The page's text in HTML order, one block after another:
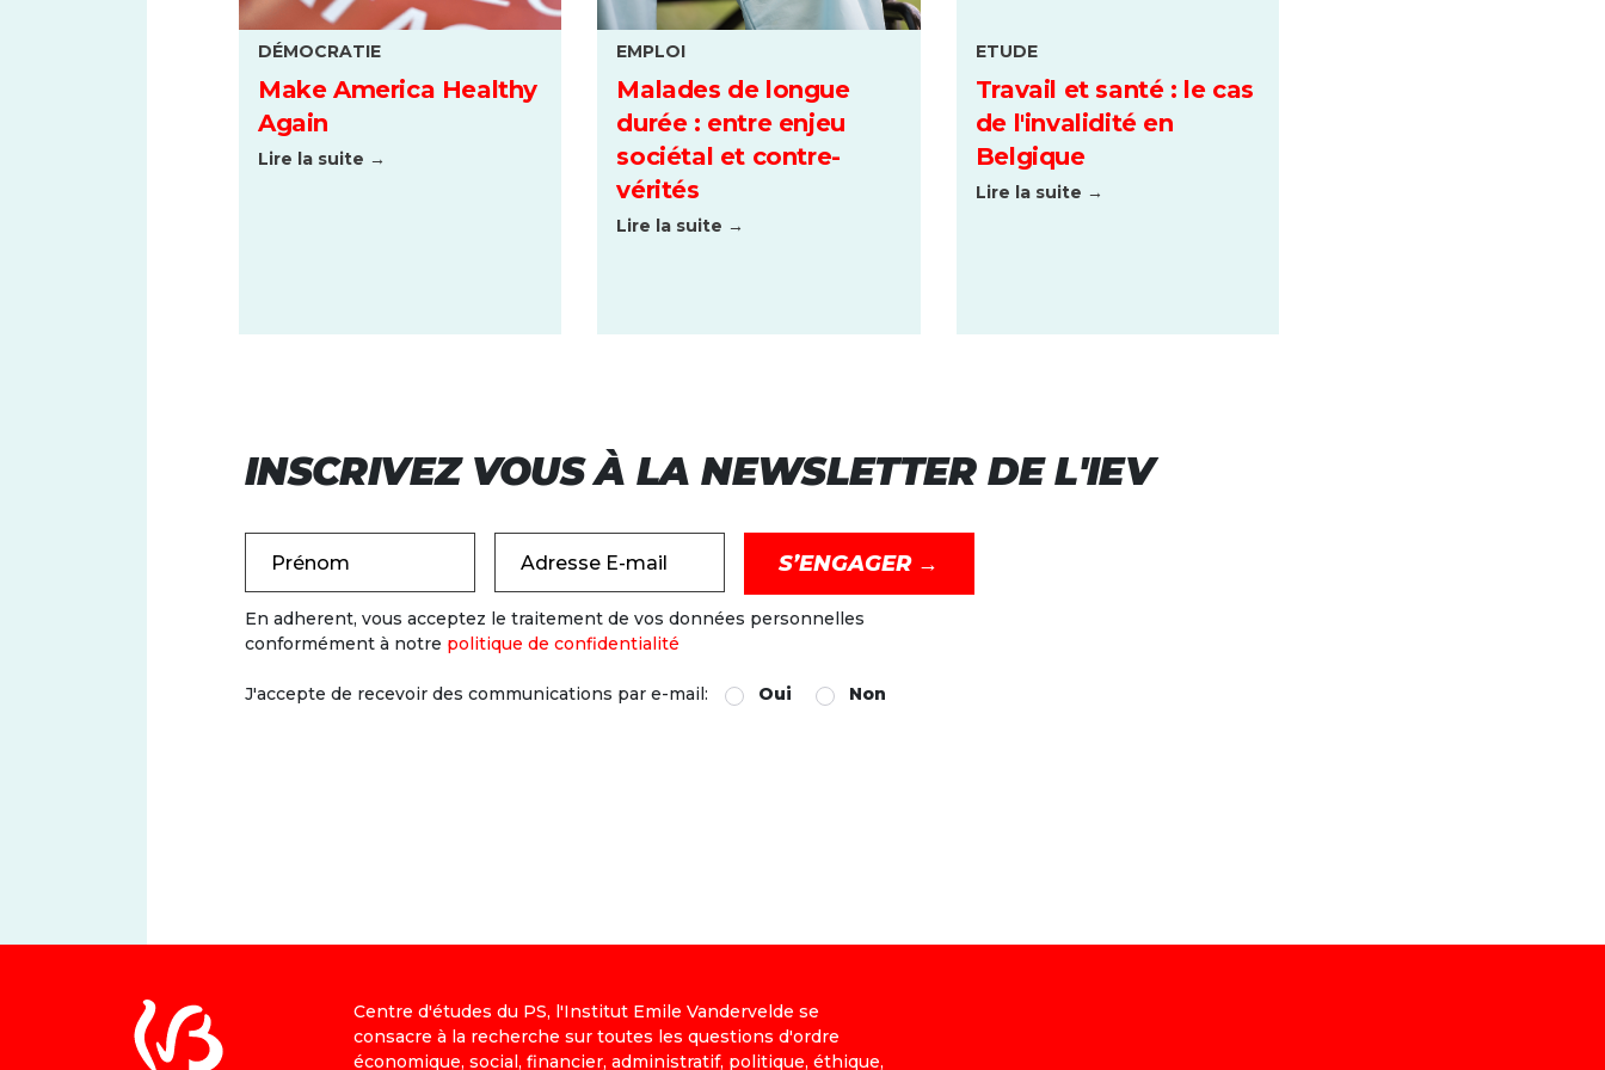
DÉMOCRATIE
Make America Healthy
Again
Lire la suite →
EMPLOI
Malades de longue
durée : entre enjeu
sociétal et contre-
vérités
Lire la suite →
ETUDE
Travail et santé : le cas
de l'invalidité en
Belgique
Lire la suite →
INSCRIVEZ VOUS À LA NEWSLETTER DE L'IEV
Prénom Adresse E-mail
En adherent, vous acceptez le traitement de vos données personnelles
conformément à notre politique de confidentialité
J'accepte de recevoir des communications par e-mail: Oui Non
Centre d'études du PS, l'Institut Emile Vandervelde se
consacre à la recherche sur toutes les questions d'ordre
économique, social, financier, administratif, politique, éthique,